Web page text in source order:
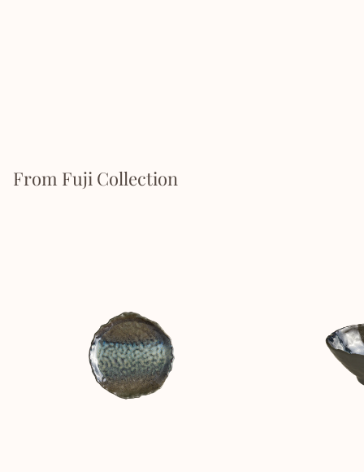
From Fuji Collection